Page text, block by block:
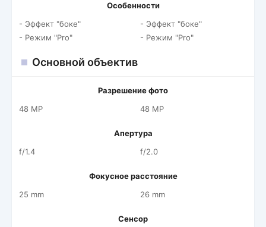
Особенности
- Эффект "боке"
- Режим "Pro"
- Эффект "боке"
- Режим "Pro"
Основной объектив
Разрешение фото
48 MP
48 MP
Апертура
f/1.4
f/2.0
Фокусное расстояние
25 mm
26 mm
Сенсор